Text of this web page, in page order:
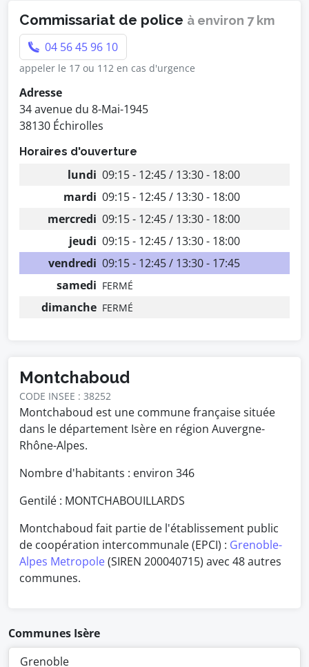
Commissariat de police à environ 7 km
04 56 45 96 10
appeler le 17 ou 112 en cas d'urgence
Adresse
34 avenue du 8-Mai-1945
38130 Échirolles
Horaires d'ouverture
lundi 09:15 - 12:45 / 13:30 - 18:00
mardi 09:15 - 12:45 / 13:30 - 18:00
mercredi 09:15 - 12:45 / 13:30 - 18:00
jeudi 09:15 - 12:45 / 13:30 - 18:00
vendredi 09:15 - 12:45 / 13:30 - 17:45
samedi FERMÉ
dimanche FERMÉ
Montchaboud
CODE INSEE : 38252
Montchaboud est une commune française située
dans le département Isère en région Auvergne-
Rhône-Alpes.
Nombre d'habitants : environ 346
Gentilé : MONTCHABOUILLARDS
Montchaboud fait partie de l'établissement public
de coopération intercommunale (EPCI) : Grenoble-
Alpes Metropole(SIREN 200040715) avec 48 autres
communes.
Communes Isère
Grenoble